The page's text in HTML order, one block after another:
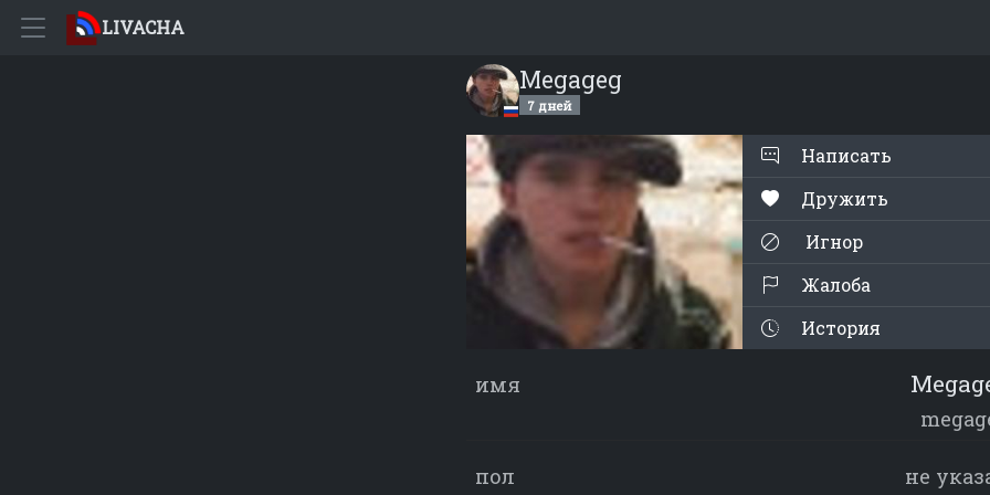
LIVACHA
Megageg
7 дней
Написать
Дружить
Игнор
Жалоба
История
имя
пол не